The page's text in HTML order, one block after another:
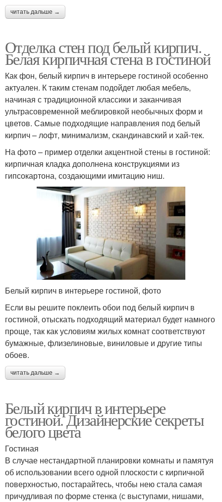
читать дальше →
Отделка стен под белый кирпич.
Белая кирпичная стена в гостиной
Как фон, белый кирпич в интерьере гостиной особенно
актуален. К таким стенам подойдет любая мебель,
начиная с традиционной классики и заканчивая
ультрасовременной меблировкой необычных форм и
цветов. Самые подходящие направления под белый
кирпич – лофт, минимализм, скандинавский и хай-тек.
На фото – пример отделки акцентной стены в гостиной:
кирпичная кладка дополнена конструкциями из
гипсокартона, создающими имитацию ниш.
Белый кирпич в интерьере гостиной, фото
Если вы решите поклеить обои под белый кирпич в
гостиной, отыскать подходящий материал будет намного
проще, так как условиям жилых комнат соответствуют
бумажные, флизелиновые, виниловые и другие типы
обоев.
читать дальше →
Белый кирпич в интерьере
гостиной. Дизайнерские секреты
белого цвета
Гостиная
В случае нестандартной планировки комнаты и памятуя
об использовании всего одной плоскости с кирпичной
поверхностью, постарайтесь, чтобы нею стала самая
причудливая по форме стенка (с выступами, нишами,